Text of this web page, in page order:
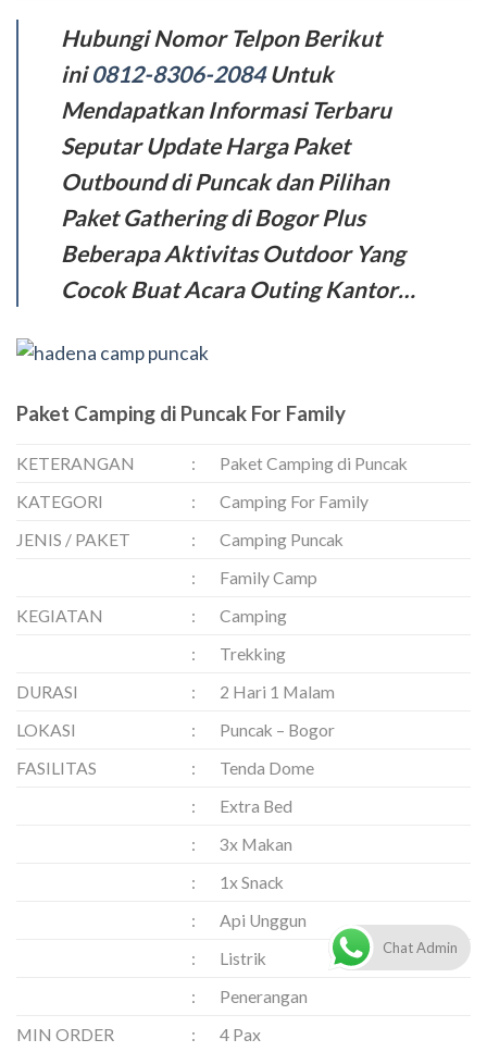
Hubungi Nomor Telpon Berikut
ini0812-8306-2084Untuk
Mendapatkan Informasi Terbaru
Seputar Update Harga Paket
Outbound di Puncak dan Pilihan
Paket Gathering di Bogor Plus
Beberapa Aktivitas Outdoor Yang
Cocok Buat Acara Outing Kantor…
Paket Camping di Puncak For Family
KETERANGAN :
Paket Camping di Puncak
KATEGORI
:
Camping For Family
JENIS / PAKET
:
Camping Puncak
:
Family Camp
KEGIATAN
:
Camping
:
Trekking
DURASI
:
2 Hari 1 Malam
LOKASI
:
Puncak – Bogor
FASILITAS
:
Tenda Dome
:
Extra Bed
:
3x Makan
:
1x Snack
:
Api Unggun
:
Listrik
:
Penerangan
MIN ORDER
: 4 Pax
Chat Admin